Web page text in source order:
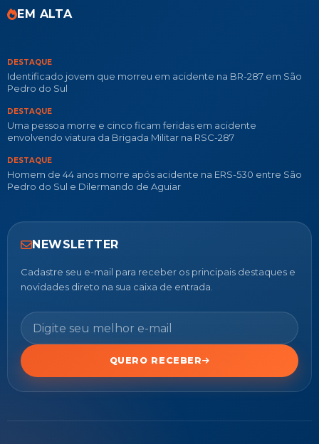
EM ALTA
DESTAQUE
Identificado jovem que morreu em acidente na BR-287 em São
Pedro do Sul
DESTAQUE
Uma pessoa morre e cinco ficam feridas em acidente
envolvendo viatura da Brigada Militar na RSC-287
DESTAQUE
Homem de 44 anos morre após acidente na ERS-530 entre São
Pedro do Sul e Dilermando de Aguiar
NEWSLETTER
Cadastre seu e-mail para receber os principais destaques e
novidades direto na sua caixa de entrada.
QUERO RECEBER